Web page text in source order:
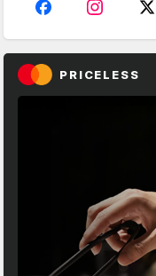
PRICELESS